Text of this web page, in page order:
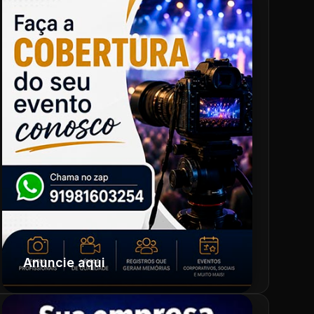
Anuncie aqui